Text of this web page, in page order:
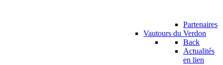
Partenaires
Vautours du Verdon
Back
Actualités
en lien